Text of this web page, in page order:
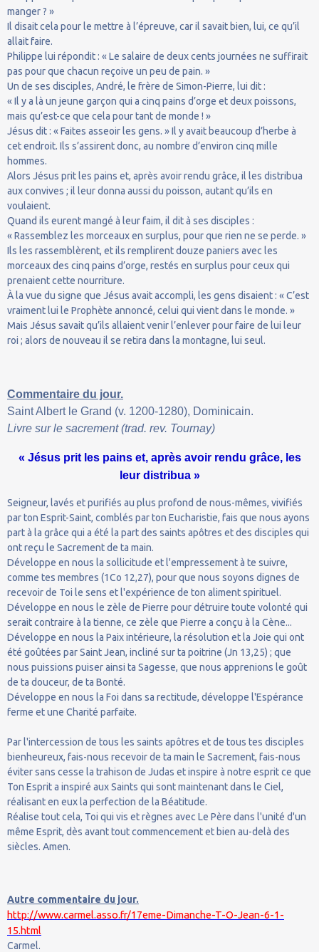
manger ? »
Il disait cela pour le mettre à l’épreuve, car il savait bien, lui, ce qu’il
allait faire.
Philippe lui répondit : « Le salaire de deux cents journées ne suffirait
pas pour que chacun reçoive un peu de pain. »
Un de ses disciples, André, le frère de Simon-Pierre, lui dit :
« Il y a là un jeune garçon qui a cinq pains d’orge et deux poissons,
mais qu’est-ce que cela pour tant de monde ! »
Jésus dit : « Faites asseoir les gens. » Il y avait beaucoup d’herbe à
cet endroit. Ils s’assirent donc, au nombre d’environ cinq mille
hommes.
Alors Jésus prit les pains et, après avoir rendu grâce, il les distribua
aux convives ; il leur donna aussi du poisson, autant qu’ils en
voulaient.
Quand ils eurent mangé à leur faim, il dit à ses disciples :
« Rassemblez les morceaux en surplus, pour que rien ne se perde. »
Ils les rassemblèrent, et ils remplirent douze paniers avec les
morceaux des cinq pains d’orge, restés en surplus pour ceux qui
prenaient cette nourriture.
À la vue du signe que Jésus avait accompli, les gens disaient : « C’est
vraiment lui le Prophète annoncé, celui qui vient dans le monde. »
Mais Jésus savait qu’ils allaient venir l’enlever pour faire de lui leur
roi ; alors de nouveau il se retira dans la montagne, lui seul.
Commentaire du jour.
Saint Albert le Grand (v. 1200-1280), Dominicain.
Livre sur le sacrement (trad. rev. Tournay)
« Jésus prit les pains et, après avoir rendu grâce, les
leur distribua »
Seigneur, lavés et purifiés au plus profond de nous-mêmes, vivifiés
par ton Esprit-Saint, comblés par ton Eucharistie, fais que nous ayons
part à la grâce qui a été la part des saints apôtres et des disciples qui
ont reçu le Sacrement de ta main.
Développe en nous la sollicitude et l'empressement à te suivre,
comme tes membres (1Co 12,27), pour que nous soyons dignes de
recevoir de Toi le sens et l'expérience de ton aliment spirituel.
Développe en nous le zèle de Pierre pour détruire toute volonté qui
serait contraire à la tienne, ce zèle que Pierre a conçu à la Cène...
Développe en nous la Paix intérieure, la résolution et la Joie qui ont
été goûtées par Saint Jean, incliné sur ta poitrine (Jn 13,25) ; que
nous puissions puiser ainsi ta Sagesse, que nous apprenions le goût
de ta douceur, de ta Bonté.
Développe en nous la Foi dans sa rectitude, développe l'Espérance
ferme et une Charité parfaite.
Par l'intercession de tous les saints apôtres et de tous tes disciples
bienheureux, fais-nous recevoir de ta main le Sacrement, fais-nous
éviter sans cesse la trahison de Judas et inspire à notre esprit ce que
Ton Esprit a inspiré aux Saints qui sont maintenant dans le Ciel,
réalisant en eux la perfection de la Béatitude.
Réalise tout cela, Toi qui vis et règnes avec Le Père dans l'unité d'un
même Esprit, dès avant tout commencement et bien au-delà des
siècles. Amen.
Autre commentaire du jour.
http://www.carmel.asso.fr/17eme-Dimanche-T-O-Jean-6-1-
15.html
Carmel.